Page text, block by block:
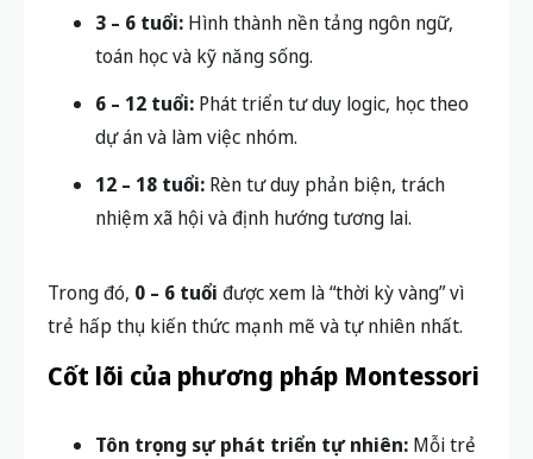
3 – 6 tuổi: Hình thành nền tảng ngôn ngữ,
toán học và kỹ năng sống.
6 – 12 tuổi: Phát triển tư duy logic, học theo
dự án và làm việc nhóm.
12 – 18 tuổi: Rèn tư duy phản biện, trách
nhiệm xã hội và định hướng tương lai.
Trong đó, 0 – 6 tuổi được xem là “thời kỳ vàng” vì
trẻ hấp thụ kiến thức mạnh mẽ và tự nhiên nhất.
Cốt lõi của phương pháp Montessori
Tôn trọng sự phát triển tự nhiên: Mỗi trẻ